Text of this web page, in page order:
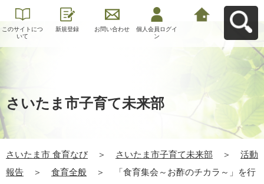
このサイトにつ
いて
新規登録 お問い合わせ
個人会員ログイ
ン
さいたま市子育て未来部
さいたま市 食育なび ＞ さいたま市子育て未来部 ＞
活動
報告
＞ 食育全般 ＞
「食育集会～お酢のチカラ～」を行